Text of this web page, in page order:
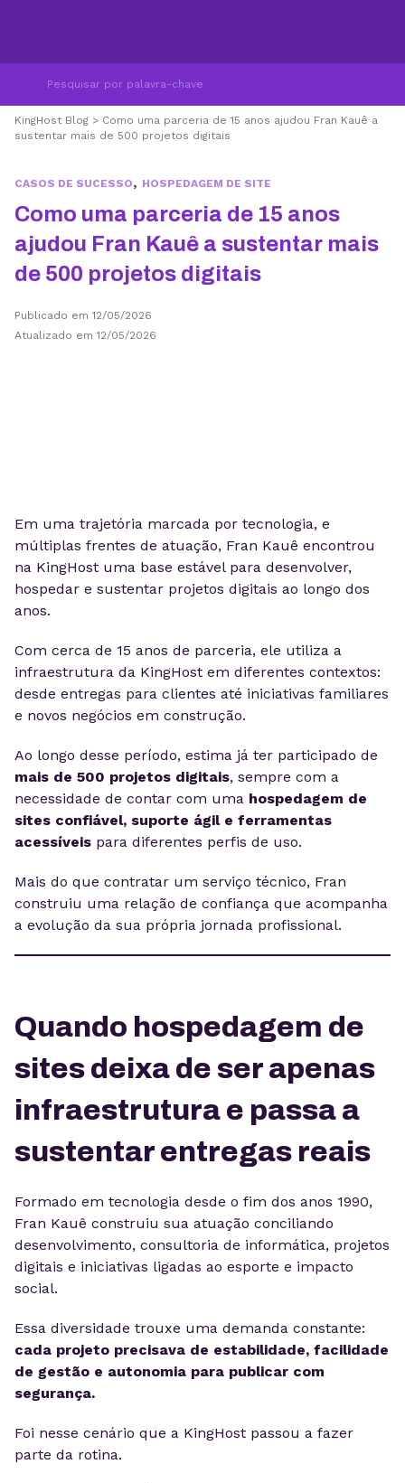
KingHost Blog > Como uma parceria de 15 anos ajudou Fran Kauê a
sustentar mais de 500 projetos digitais
CASOS DE SUCESSO, HOSPEDAGEM DE SITE
Como uma parceria de 15 anos
ajudou Fran Kauê a sustentar mais
de 500 projetos digitais
Publicado em 12/05/2026
Atualizado em 12/05/2026
Em uma trajetória marcada por tecnologia, e
múltiplas frentes de atuação, Fran Kauê encontrou
na KingHost uma base estável para desenvolver,
hospedar e sustentar projetos digitais ao longo dos
anos.
Com cerca de 15 anos de parceria, ele utiliza a
infraestrutura da KingHost em diferentes contextos:
desde entregas para clientes até iniciativas familiares
e novos negócios em construção.
Ao longo desse período, estima já ter participado de
mais de 500 projetos digitais, sempre com a
necessidade de contar com uma hospedagem de
sites confiável, suporte ágil e ferramentas
acessíveis para diferentes perfis de uso.
Mais do que contratar um serviço técnico, Fran
construiu uma relação de confiança que acompanha
a evolução da sua própria jornada profissional.
Quando hospedagem de
sites deixa de ser apenas
infraestrutura e passa a
sustentar entregas reais
Formado em tecnologia desde o fim dos anos 1990,
Fran Kauê construiu sua atuação conciliando
desenvolvimento, consultoria de informática, projetos
digitais e iniciativas ligadas ao esporte e impacto
social.
Essa diversidade trouxe uma demanda constante:
cada projeto precisava de estabilidade, facilidade
de gestão e autonomia para publicar com
segurança.
Foi nesse cenário que a KingHost passou a fazer
parte da rotina.